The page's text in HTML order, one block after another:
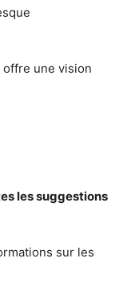
une vision
les suggestions
sur les